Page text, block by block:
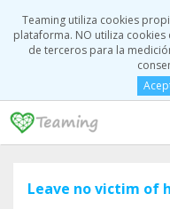
Teaming utiliza cookies
plataforma. NO utiliza
de terceros para la
Leave no victim of